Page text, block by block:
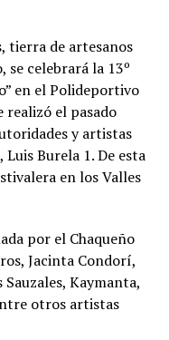
tierra de artesanos
celebrará la 13º
en el Polideportivo
realizó el pasado
y artistas
Burela 1. De esta
en los Valles
por el Chaqueño
Jacinta Condorí,
Kaymanta,
otros artistas